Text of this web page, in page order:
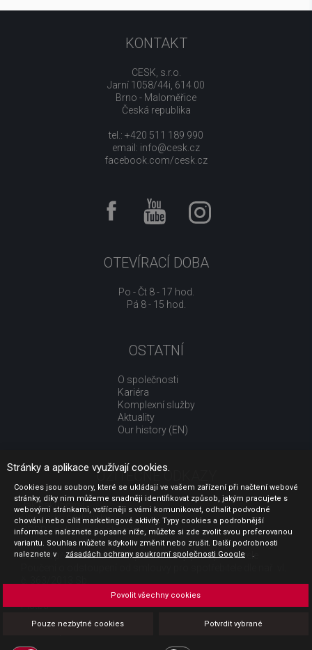
KONTAKT
CESK, s.r.o.
Jarní 1058/44i, 614 00
Brno - Maloměřice
Česká republika
tel.: +420 511 189 990
email: info@cesk.cz
facebook.com/cesk.cz
OTEVÍRACÍ DOBA
Po - Čt 8 - 17 hod.
Pá 8 - 15 hod.
OSTATNÍ
O společnosti
Kariéra
Komplexní služby
Aktuality
Our history (EN)
UŽITEČNÉ ODKAZY
Jak nakupovat
Obchodní podmínky
GDPR - ochrana osobních údajů
Profil zadavatele
Sdělení před uzavřením kupní smlouvy pro spotřebitele
Platba
Povinná publicita
Stránky a aplikace využívají cookies.
Cookies jsou soubory, které se ukládají ve vašem zařízení při načtení webové
stránky, díky nim můžeme snadněji identifikovat způsob, jakým pracujete s
webovými stránkami, vstřícněji s vámi komunikovat, odhalit podvodné
chování nebo cílit marketingové aktivity. Typy cookies a podrobnější
informace naleznete popsané níže, můžete si zde zvolit svou preferovanou
variantu. Souhlas můžete kdykoliv změnit nebo zrušit. Další podrobnosti
naleznete v
zásadách ochrany soukromí společnosti Google .
Pouze nezbytné cookies Potvrdit vybrané
Povolit všechny cookies